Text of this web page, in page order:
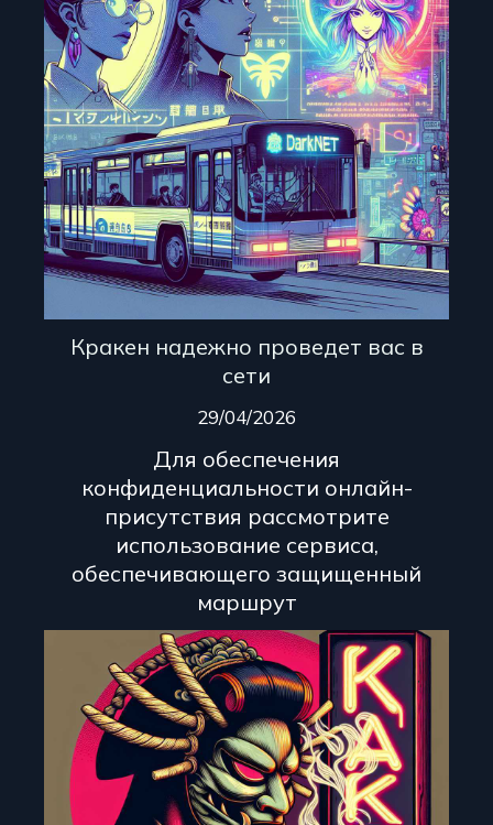
Кракен надежно проведет вас в
сети
29/04/2026
Для обеспечения
конфиденциальности онлайн-
присутствия рассмотрите
использование сервиса,
обеспечивающего защищенный
маршрут